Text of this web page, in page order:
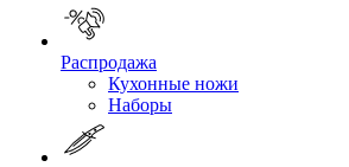
Распродажа
Кухонные ножи
Наборы